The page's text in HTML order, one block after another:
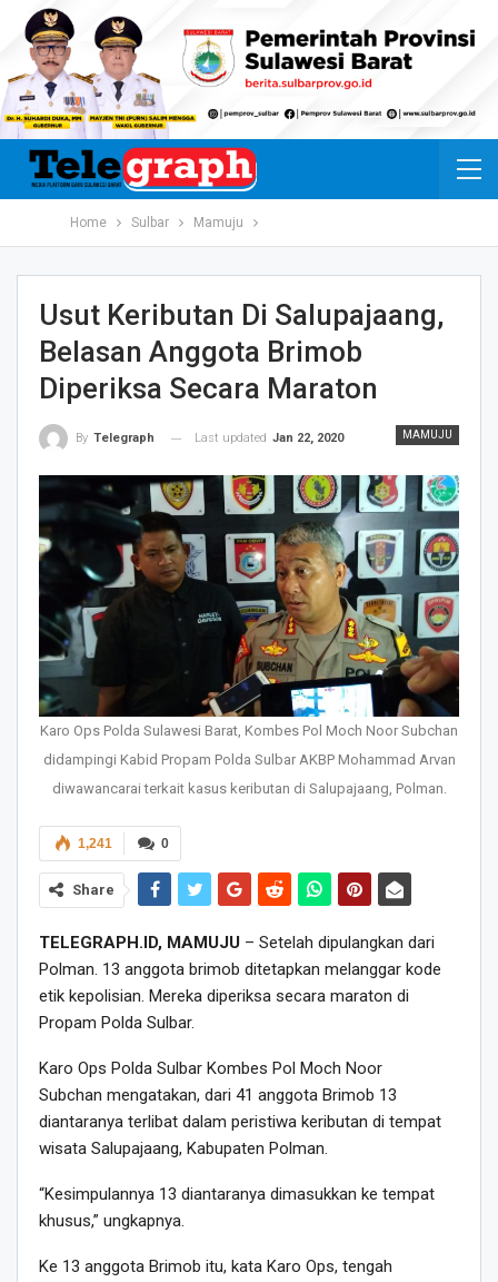
Home Sulbar Mamuju
Usut Keributan Di Salupajaang,
Belasan Anggota Brimob
Diperiksa Secara Maraton
MAMUJU
By Telegraph Last updated Jan 22, 2020
Karo Ops Polda Sulawesi Barat, Kombes Pol Moch Noor Subchan
didampingi Kabid Propam Polda Sulbar AKBP Mohammad Arvan
diwawancarai terkait kasus keributan di Salupajaang, Polman.
0
1,241
Share
TELEGRAPH.ID, MAMUJU – Setelah dipulangkan dari
Polman. 13 anggota brimob ditetapkan melanggar kode
etik kepolisian. Mereka diperiksa secara maraton di
Propam Polda Sulbar.
Karo Ops Polda Sulbar Kombes Pol Moch Noor
Subchan mengatakan, dari 41 anggota Brimob 13
diantaranya terlibat dalam peristiwa keributan di tempat
wisata Salupajaang, Kabupaten Polman.
“Kesimpulannya 13 diantaranya dimasukkan ke tempat
khusus,” ungkapnya.
Ke 13 anggota Brimob itu, kata Karo Ops, tengah